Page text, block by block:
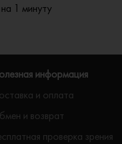
1 минуту
информация
и оплата
и возврат
проверка зрения